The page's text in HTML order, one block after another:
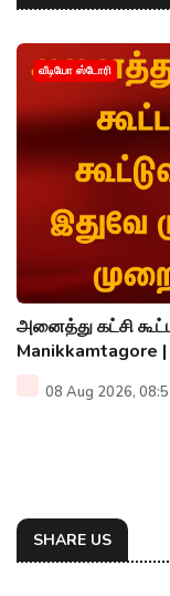
வீடியோ ஸ்டோரி
அனைத்து கட்சி
Manikkamtagore
08 Aug 2026,
SHARE US